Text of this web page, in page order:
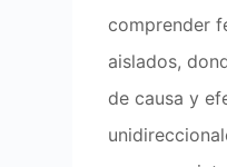
comprender
aislados,
de causa y